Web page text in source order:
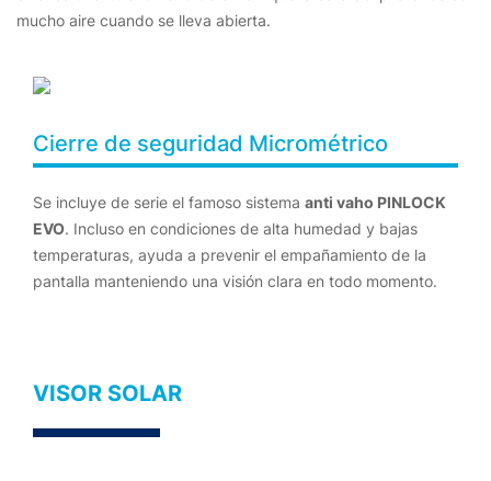
mucho aire cuando se lleva abierta.
Cierre de seguridad Micrométrico
Se incluye de serie el famoso sistema anti vaho PINLOCK
EVO. Incluso en condiciones de alta humedad y bajas
temperaturas, ayuda a prevenir el empañamiento de la
pantalla manteniendo una visión clara en todo momento.
VISOR SOLAR